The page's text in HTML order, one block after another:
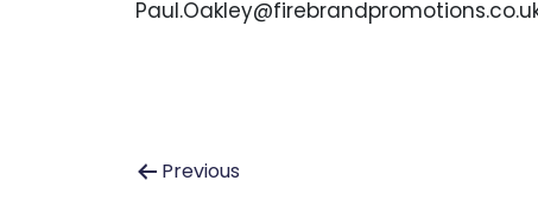
Navegación
Previous